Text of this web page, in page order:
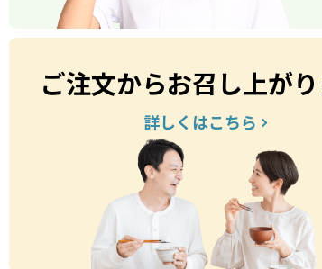
ご注文からお召し上が
詳しくはこちら